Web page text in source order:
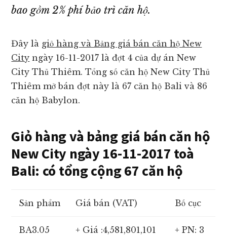
bao gồm 2% phí bảo trì căn hộ.
Đây là giỏ hàng và Bảng giá bán căn hộ New
City ngày 16-11-2017 là đợt 4 của dự án New
City Thủ Thiêm. Tổng số căn hộ New City Thủ
Thiêm mở bán đợt này là 67 căn hộ Bali và 86
căn hộ Babylon.
Giỏ hàng và bảng giá bán căn hộ
New City ngày 16-11-2017 toà
Bali: có tổng cộng 67 căn hộ
Sản phẩm Giá bán (VAT) Bố cục
BA3.05 + Giá :4,581,801,101 + PN: 3